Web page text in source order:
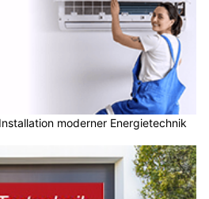
moderner Energietechnik